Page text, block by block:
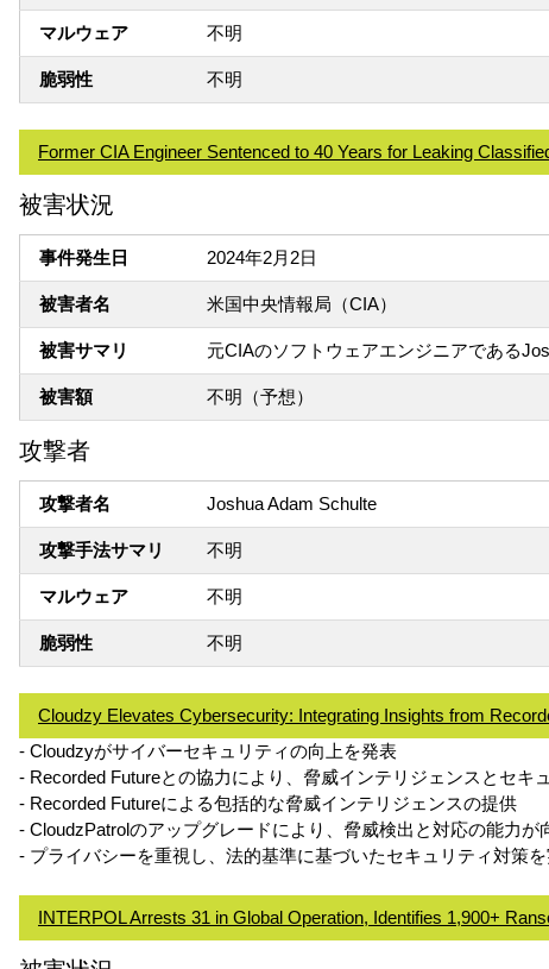
マルウェア 不明
脆弱性 不明
Former CIA Engineer Sentenced to 40 Years for Leaking
被害状況
事件発生日 2024年2月2日
被害者名 米国中央情報局（CIA）
被害サマリ 元CIAのソフトウェアエンジニアである
被害額 不明（予想）
攻撃者
攻撃者名 Joshua Adam Schulte
攻撃手法サマリ 不明
マルウェア 不明
脆弱性 不明
Cloudzy Elevates Cybersecurity: Integrating Insights from
- Cloudzyがサイバーセキュリティの向上を発表
- Recorded Futureとの協力により、脅威インテリジェンスとセキ
- Recorded Futureによる包括的な脅威インテリジェンスの提供
- CloudzPatrolのアップグレードにより、脅威検出と対応の能力が
- プライバシーを重視し、法的基準に基づいたセキュリティ対策
INTERPOL Arrests 31 in Global Operation, Identifies 1,900+